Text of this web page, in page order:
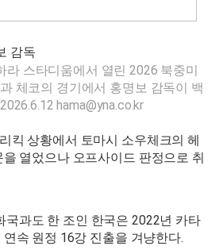
감독
라 스타디움에서 열린 2026 북중미
체코의 경기에서 홍명보 감독이 백
hama@yna.co.kr
킥 상황에서 토마시 소우체크의 헤
열었으나 오프사이드 판정으로 취
국과도 한 조인 한국은 2022년 카타
속 원정 16강 진출을 겨냥한다.